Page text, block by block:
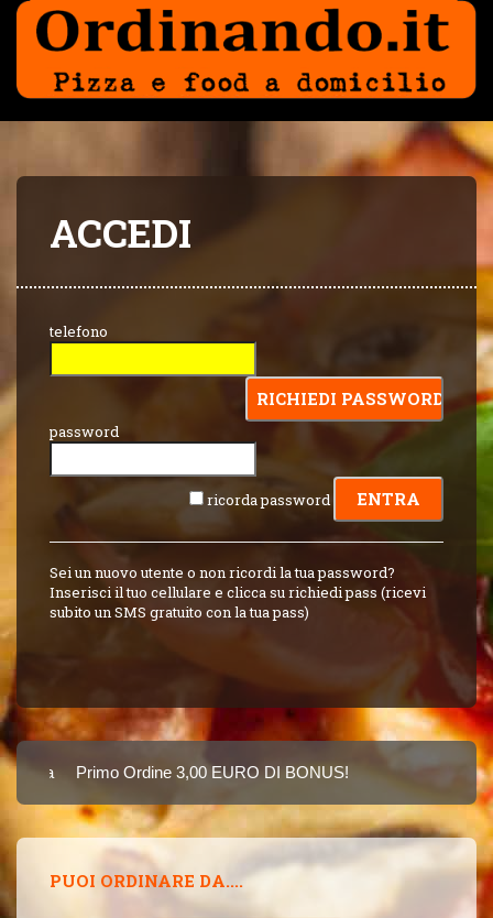
ACCEDI
telefono
password
ricorda password
Sei un nuovo utente o non ricordi la tua password?
Inserisci il tuo cellulare e clicca su richiedi pass (ricevi
subito un SMS gratuito con la tua pass)
Primo Ordine 3,00 EURO DI BONUS!
8 PUNTI 3,00
PUOI ORDINARE DA....